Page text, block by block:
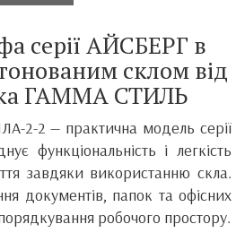
серії АЙСБЕРГ в
склом від
ГАММА СТИЛЬ
2-2 — практична модель серії
функціональність і легкість
завдяки використанню скла.
документів, папок та офісних
робочого простору.